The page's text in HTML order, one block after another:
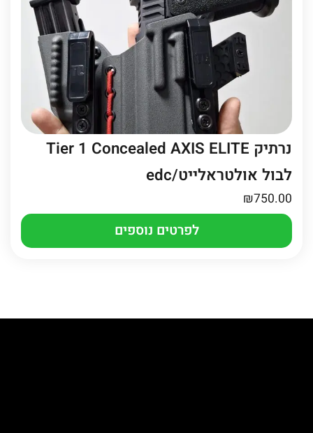
נרתיק Tier 1 Concealed AXIS ELITE
לבול אולטראלייט/edc
₪750.00
לפרטים נוספים